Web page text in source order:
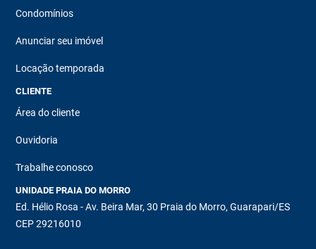
Condomínios
Anunciar seu imóvel
Locação temporada
CLIENTE
Área do cliente
Ouvidoria
Trabalhe conosco
UNIDADE PRAIA DO MORRO
Ed. Hélio Rosa - Av. Beira Mar, 30 Praia do Morro, Guarapari/ES
CEP 29216010